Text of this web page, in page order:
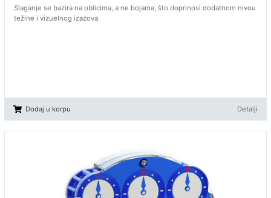
Slaganje se bazira na oblicima, a ne bojama, što doprinosi dodatnom nivou
težine i vizuelnog izazova.
Dodaj u korpu Detalji